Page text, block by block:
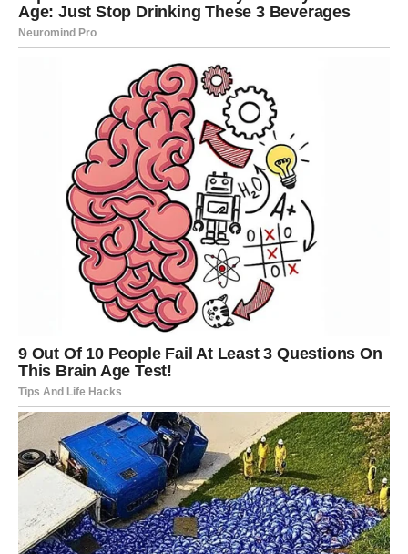
Biće to neko ko ti prilazi mirno, ali iskreno. Možda nećeš
odmah shvatiti koliko je to važno, ali intuicija će ti šapnuti
da je drugačije nego ranije.
Za Raka, romantika sada znači sigurnost. A sigurnost
znači – mogućnost da voliš bez straha.
Poruka za Raka:Ne odbijaj nežnost samo zato što si
navikao na borbu.
VAGA – POVRATAK LEPTIRIĆA I
MAGIJA POGLEDA
Vaga je znak koji voli harmoniju, ali često daje više nego
što dobija. Sada dolazi period kada pažnja dolazi tebi.
Ako si u vezi, partner može pokazati novu stranu – više
romantike, više planiranja, više želje da te obraduje.
Moguće je iznenađenje, spontani izlazak, razgovor koji
vas vraća na početak – onaj deo odnosa kada je sve bilo
lako.